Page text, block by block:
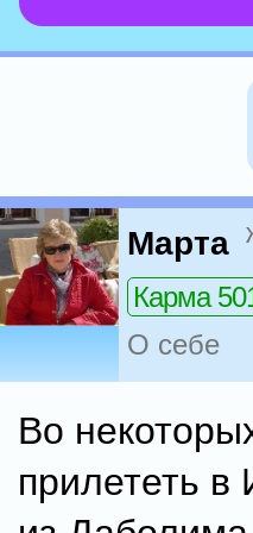
Марта
Карма
О себе
Во
прилететь